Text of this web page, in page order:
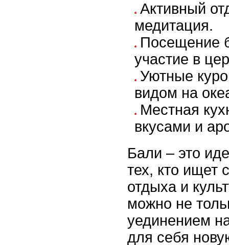
Активный
медитация.
Посещение
участие в
Уютные
видом на
Местная
вкусами и
Бали – это
тех, кто ищет
отдыха и
можно не
уединением
для себя